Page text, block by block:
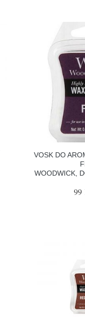
VOSK DO
WOODWICK,
99